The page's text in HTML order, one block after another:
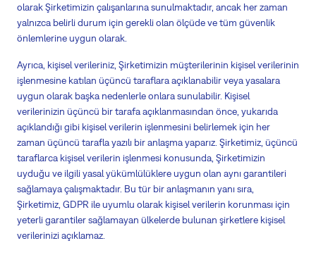
olarak Şirketimizin çalışanlarına sunulmaktadır, ancak her zaman
yalnızca belirli durum için gerekli olan ölçüde ve tüm güvenlik
önlemlerine uygun olarak.
Ayrıca, kişisel verileriniz, Şirketimizin müşterilerinin kişisel verilerinin
işlenmesine katılan üçüncü taraflara açıklanabilir veya yasalara
uygun olarak başka nedenlerle onlara sunulabilir. Kişisel
verilerinizin üçüncü bir tarafa açıklanmasından önce, yukarıda
açıklandığı gibi kişisel verilerin işlenmesini belirlemek için her
zaman üçüncü tarafla yazılı bir anlaşma yaparız. Şirketimiz, üçüncü
taraflarca kişisel verilerin işlenmesi konusunda, Şirketimizin
uyduğu ve ilgili yasal yükümlülüklere uygun olan aynı garantileri
sağlamaya çalışmaktadır. Bu tür bir anlaşmanın yanı sıra,
Şirketimiz, GDPR ile uyumlu olarak kişisel verilerin korunması için
yeterli garantiler sağlamayan ülkelerde bulunan şirketlere kişisel
verilerinizi açıklamaz.